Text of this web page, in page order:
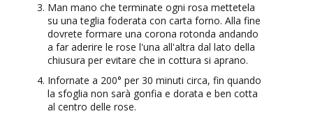
Man mano che terminate ogni rosa mettetela
su una teglia foderata con carta forno. Alla fine
dovrete formare una corona rotonda andando
a far aderire le rose l'una all'altra dal lato della
chiusura per evitare che in cottura si aprano.
Infornate a 200° per 30 minuti circa, fin quando
la sfoglia non sarà gonfia e dorata e ben cotta
al centro delle rose.